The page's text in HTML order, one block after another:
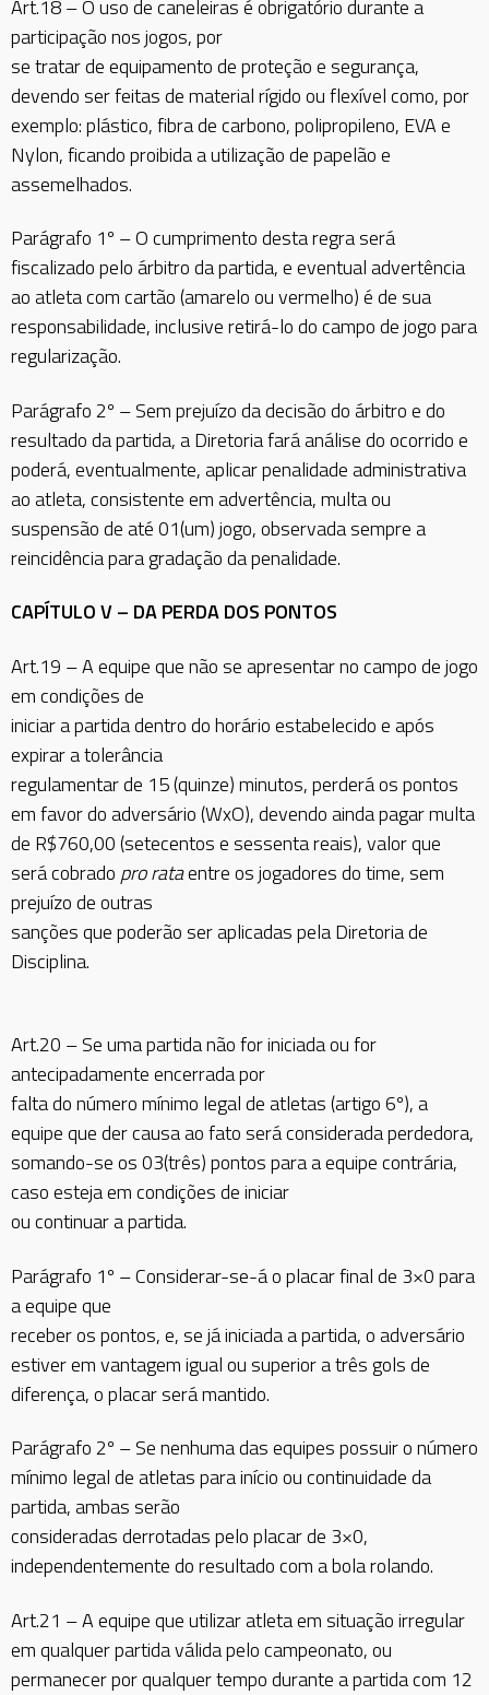
Art.18 – O uso de caneleiras é obrigatório durante a
participação nos jogos, por
se tratar de equipamento de proteção e segurança,
devendo ser feitas de material rígido ou flexível como, por
exemplo: plástico, fibra de carbono, polipropileno, EVA e
Nylon, ficando proibida a utilização de papelão e
assemelhados.
Parágrafo 1º – O cumprimento desta regra será
fiscalizado pelo árbitro da partida, e eventual advertência
ao atleta com cartão (amarelo ou vermelho) é de sua
responsabilidade, inclusive retirá-lo do campo de jogo para
regularização.
Parágrafo 2º – Sem prejuízo da decisão do árbitro e do
resultado da partida, a Diretoria fará análise do ocorrido e
poderá, eventualmente, aplicar penalidade administrativa
ao atleta, consistente em advertência, multa ou
suspensão de até 01(um) jogo, observada sempre a
reincidência para gradação da penalidade.
CAPÍTULO V – DA PERDA DOS PONTOS
Art.19 – A equipe que não se apresentar no campo de jogo
em condições de
iniciar a partida dentro do horário estabelecido e após
expirar a tolerância
regulamentar de 15 (quinze) minutos, perderá os pontos
em favor do adversário (WxO), devendo ainda pagar multa
de R$760,00 (setecentos e sessenta reais), valor que
será cobrado pro rataentre os jogadores do time, sem
prejuízo de outras
sanções que poderão ser aplicadas pela Diretoria de
Disciplina.
Art.20 – Se uma partida não for iniciada ou for
antecipadamente encerrada por
falta do número mínimo legal de atletas (artigo 6º), a
equipe que der causa ao fato será considerada perdedora,
somando-se os 03(três) pontos para a equipe contrária,
caso esteja em condições de iniciar
ou continuar a partida.
Parágrafo 1º – Considerar-se-á o placar final de 3×0 para
a equipe que
receber os pontos, e, se já iniciada a partida, o adversário
estiver em vantagem igual ou superior a três gols de
diferença, o placar será mantido.
Parágrafo 2º – Se nenhuma das equipes possuir o número
mínimo legal de atletas para início ou continuidade da
partida, ambas serão
consideradas derrotadas pelo placar de 3×0,
independentemente do resultado com a bola rolando.
Art.21 – A equipe que utilizar atleta em situação irregular
em qualquer partida válida pelo campeonato, ou
permanecer por qualquer tempo durante a partida com 12